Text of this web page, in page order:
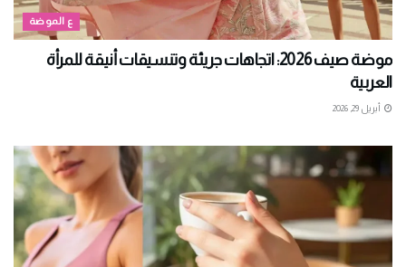
ع الموضة
موضة صيف 2026: اتجاهات جريئة وتنسيقات أنيقة للمرأة
العربية
أبريل 29, 2026